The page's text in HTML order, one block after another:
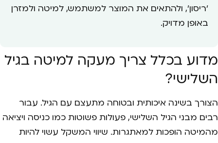
'ריסון', ולהתאים את המוצר למשתמש, למיטה ולמזרן
באופן מדויק.
מדוע בכלל צריך מעקה למיטה בגיל
השלישי?
הצורך בשינה איכותית ובטוחה מתעצם עם הגיל. עבור
רבים מבני הגיל השלישי, פעולות פשוטות כמו כניסה ויציאה
מהמיטה הופכות למאתגרות. שיווי המשקל עשוי להיות